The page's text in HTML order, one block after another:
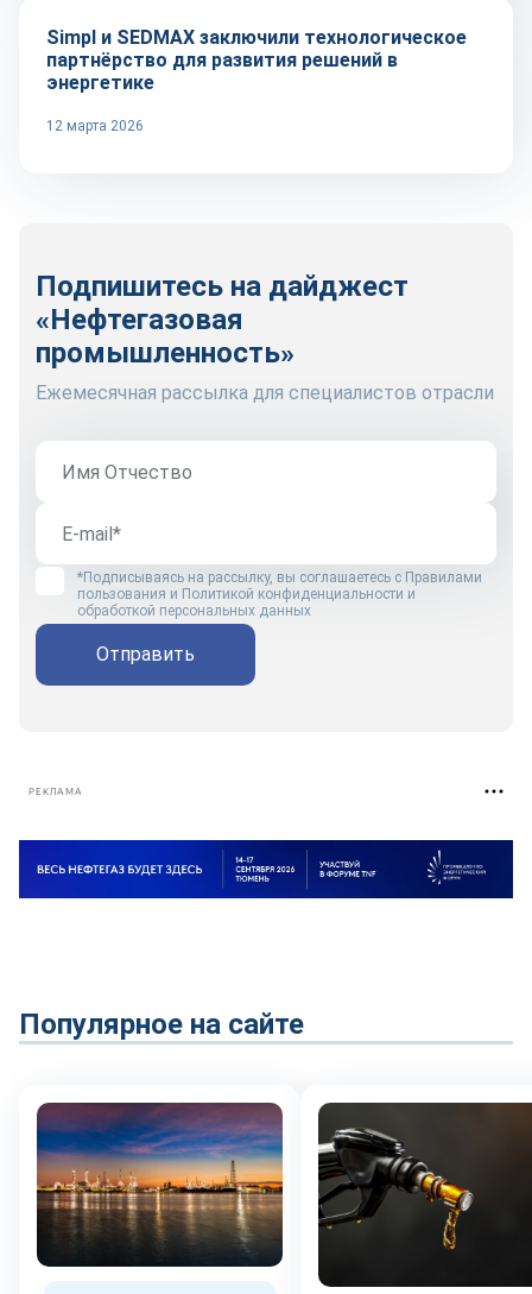
Simpl и SEDMAX заключили технологическое
партнёрство для развития решений в
энергетике
12 марта 2026
Подпишитесь на дайджест
«Нефтегазовая
промышленность»
Ежемесячная рассылка для специалистов отрасли
*Подписываясь на рассылку, вы соглашаетесь с Правилами
пользования и Политикой конфиденциальности и
обработкой персональных данных
Отправить
РЕКЛАМА
Популярное на сайте